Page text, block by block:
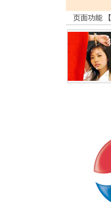
页面功能 【